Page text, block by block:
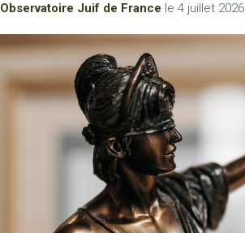
Observatoire Juif de France le 4 juillet 2026